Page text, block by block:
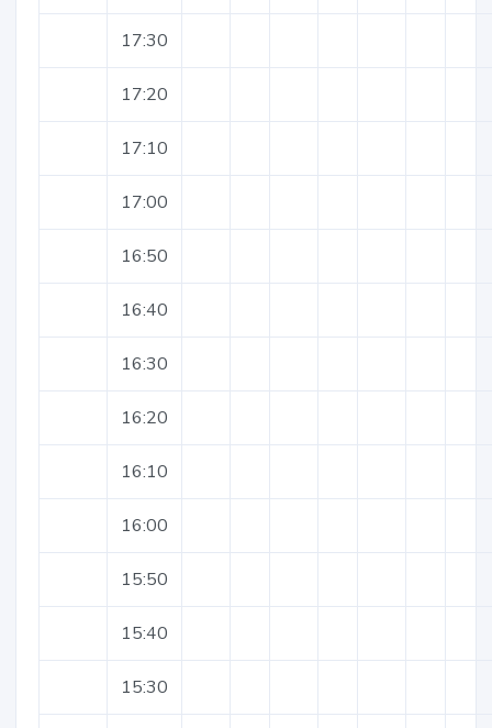
17:30
17:20
17:10
17:00
16:50
16:40
16:30
16:20
16:10
16:00
15:50
15:40
15:30